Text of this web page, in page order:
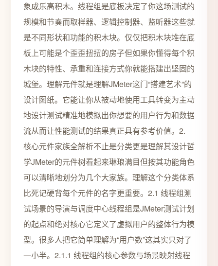
象成乐高积木。线程组是底板决定了你这场测试的
规模和节奏而取样器、逻辑控制器、监听器这些就
是不同形状和功能的积木块。仅仅把积木块堆在底
板上可能是个歪歪扭扭的房子但如果你懂得每个积
木块的特性、承重和连接方式你就能搭建出坚固的
城堡。理解元件就是理解JMeter这门“搭建艺术”的
设计图纸。它能让你从被动地使用工具转变为主动
地设计测试精准地模拟出你想要的用户行为和数据
流从而让性能测试的结果真正具有参考价值。2.
核心元件家族全解析不止是分类更是理解其设计哲
学JMeter的元件树看起来琳琅满目但按其功能角色
可以清晰地划分为几个大家族。理解这个分类体系
比死记硬背每个元件的名字更重要。2.1 线程组测
试场景的导演与调度中心线程组是JMeter测试计划
的起点和绝对核心它定义了虚拟用户的整体行为模
型。很多人把它简单理解为“用户数”这其实只对了
一小半。2.1.1 线程组的核心参数与场景映射线程